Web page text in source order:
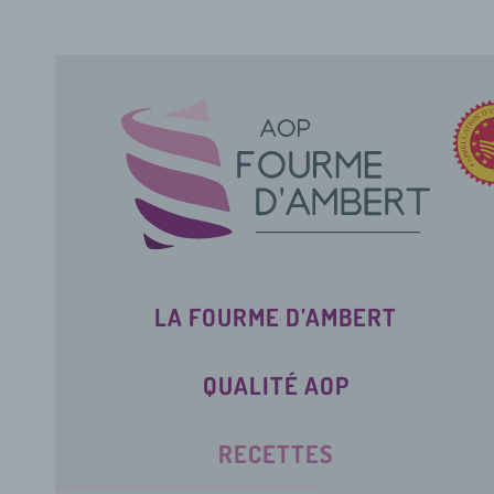
LA FOURME D’AMBERT
QUALITÉ AOP
RECETTES